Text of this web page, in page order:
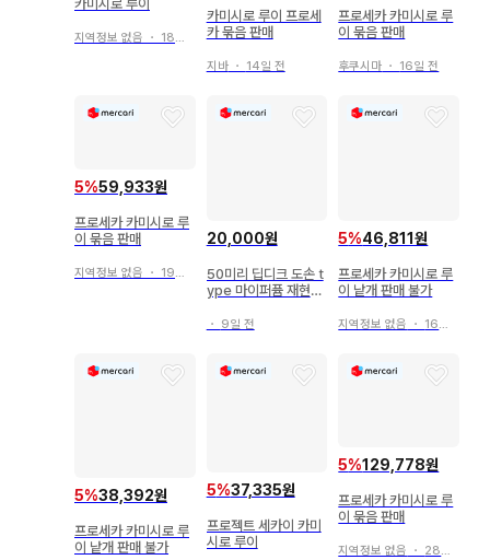
카미시로 루이
지역정보 없음 ・ 18일 전
카미시로 루이 프로세
카 묶음 판매
지바・ 14일 전
프로세카 카미시로 루
이 묶음 판매
후쿠시마 ・ 16일 전
5%59,933원
프로세카 카미시로 루
이 묶음 판매
지역정보 없음 ・ 19일 전
20,000원
50미리 딥디크 도손 t
ype 마이퍼퓸 재현향
・ 9일 전
5%46,811원
프로세카 카미시로 루
이 낱개 판매 불가
지역정보 없음 ・ 16일 전
5%38,392원
프로세카 카미시로 루
이 낱개 판매 불가
5%37,335원
프로젝트 세카이 카미
시로 루이
5%129,778원
프로세카 카미시로 루
이 묶음 판매
지역정보 없음 ・ 28일 전